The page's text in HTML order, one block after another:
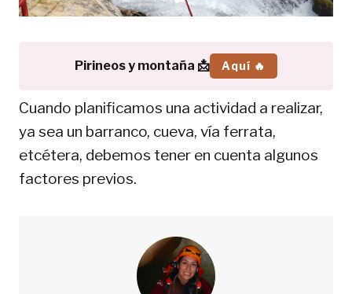
Pirineos y montaña 📩 Aquí 🔥
Cuando planificamos una actividad a realizar,
ya sea un barranco, cueva, vía ferrata,
etcétera, debemos tener en cuenta algunos
factores previos.